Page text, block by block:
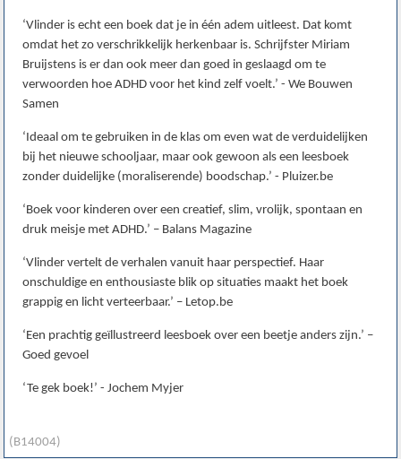
(B14004)
‘Vlinder is echt een boek dat je in één adem uitleest. Dat komt
omdat het zo verschrikkelijk herkenbaar is. Schrijfster Miriam
Bruijstens is er dan ook meer dan goed in geslaagd om te
verwoorden hoe ADHD voor het kind zelf voelt.’ - We Bouwen
Samen
‘Ideaal om te gebruiken in de klas om even wat de verduidelijken
bij het nieuwe schooljaar, maar ook gewoon als een leesboek
zonder duidelijke (moraliserende) boodschap.’ - Pluizer.be
‘Boek voor kinderen over een creatief, slim, vrolijk, spontaan en
druk meisje met ADHD.’ – Balans Magazine
‘Vlinder vertelt de verhalen vanuit haar perspectief. Haar
onschuldige en enthousiaste blik op situaties maakt het boek
grappig en licht verteerbaar.’ – Letop.be
‘Een prachtig geïllustreerd leesboek over een beetje anders zijn.’ –
Goed gevoel
‘Te gek boek!’ - Jochem Myjer